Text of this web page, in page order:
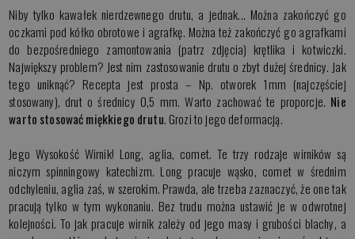
Niby tylko kawałek nierdzewnego drutu, a jednak... Można zakończyć go
oczkami pod kółko obrotowe i agrafkę. Można też zakończyć go agrafkami
do bezpośredniego zamontowania (patrz zdjęcia) krętlika i kotwiczki.
Największy problem? Jest nim zastosowanie drutu o zbyt dużej średnicy. Jak
tego uniknąć? Recepta jest prosta – Np. otworek 1mm (najczęściej
stosowany), drut o średnicy 0,5 mm. Warto zachować te proporcje. Nie
warto stosować miękkiego drutu. Grozi to jego deformacją.
Jego Wysokość Wirnik! Long, aglia, comet. Te trzy rodzaje wirników są
niczym spinningowy katechizm. Long pracuje wąsko, comet w średnim
odchyleniu, aglia zaś, w szerokim. Prawda, ale trzeba zaznaczyć, że one tak
pracują tylko w tym wykonaniu. Bez trudu można ustawić je w odwrotnej
kolejności. To jak pracuje wirnik zależy od jego masy i grubości blachy, a